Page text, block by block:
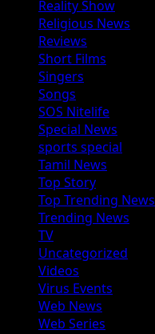
Reality Show
Religious News
Reviews
Short Films
Singers
Songs
SOS Nitelife
Special News
sports special
Tamil News
Top Story
Top Trending News
Trending News
TV
Uncategorized
Videos
Virus Events
Web News
Web Series